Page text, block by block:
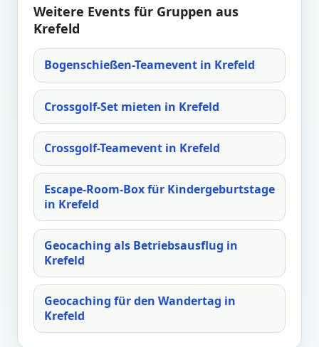
Weitere Events für Gruppen aus
Krefeld
Bogenschießen-Teamevent in Krefeld
Crossgolf-Set mieten in Krefeld
Crossgolf-Teamevent in Krefeld
Escape-Room-Box für Kindergeburtstage
in Krefeld
Geocaching als Betriebsausflug in
Krefeld
Geocaching für den Wandertag in
Krefeld